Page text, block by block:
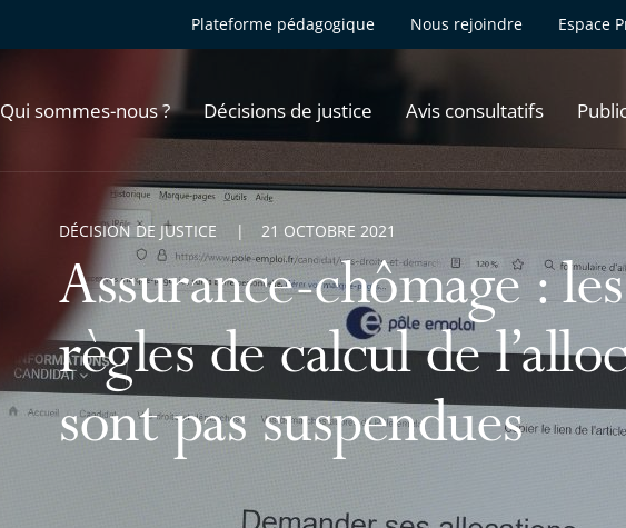
Plateforme pédagogique Nous rejoindre Espace
Qui sommes-nous ? Décisions de justice Avis consultatifs
Assurance-chômage :
règles de calcul de
sont pas suspendues
DÉCISION DE JUSTICE 21 OCTOBRE 2021